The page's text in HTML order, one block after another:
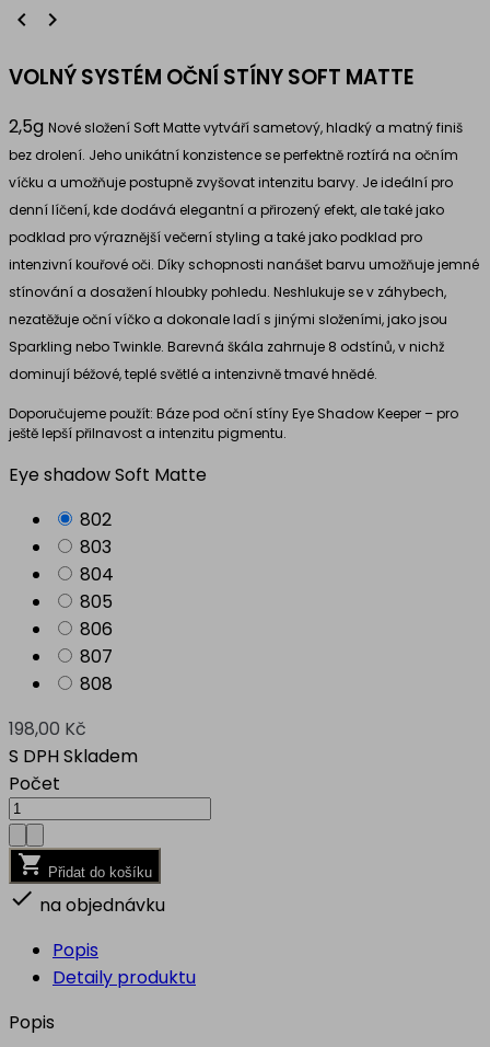
 
VOLNÝ SYSTÉM OČNÍ STÍNY SOFT MATTE
2,5g Nové složení Soft Matte vytváří sametový, hladký a matný finiš
bez drolení. Jeho unikátní konzistence se perfektně roztírá na očním
víčku a umožňuje postupně zvyšovat intenzitu barvy. Je ideální pro
denní líčení, kde dodává elegantní a přirozený efekt, ale také jako
podklad pro výraznější večerní styling a také jako podklad pro
intenzivní kouřové oči. Díky schopnosti nanášet barvu umožňuje jemné
stínování a dosažení hloubky pohledu. Neshlukuje se v záhybech,
nezatěžuje oční víčko a dokonale ladí s jinými složeními, jako jsou
Sparkling nebo Twinkle. Barevná škála zahrnuje 8 odstínů, v nichž
dominují béžové, teplé světlé a intenzivně tmavé hnědé.
Doporučujeme použít: Báze pod oční stíny Eye Shadow Keeper – pro
ještě lepší přilnavost a intenzitu pigmentu.
Eye shadow Soft Matte
802
803
804
805
806
807
808
198,00 Kč
S DPHSkladem
Počet
 Přidat do košíku
 na objednávku
Popis
Detaily produktu
Popis